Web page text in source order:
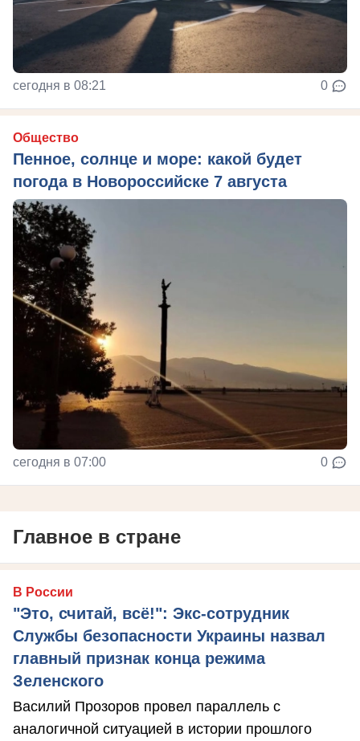
сегодня в 08:21 0
Общество
Пенное, солнце и море: какой будет
погода в Новороссийске 7 августа
сегодня в 07:00 0
Главное в стране
В России
"Это, считай, всё!": Экс-сотрудник
Службы безопасности Украины назвал
главный признак конца режима
Зеленского
Василий Прозоров провел параллель с
аналогичной ситуацией в истории прошлого